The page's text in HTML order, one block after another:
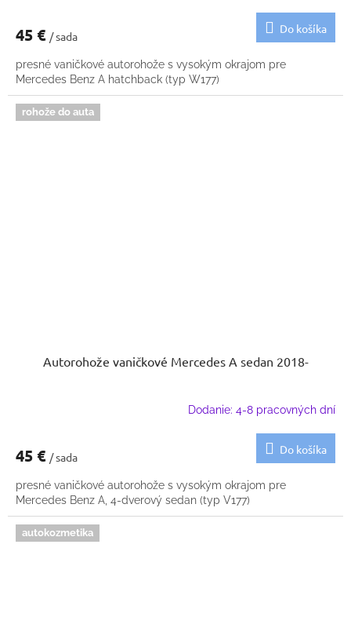
45 € / sada
Do košíka
presné vaničkové autorohože s vysokým okrajom pre
Mercedes Benz A hatchback (typ W177)
rohože do auta
Autorohože vaničkové Mercedes A sedan 2018-
Dodanie: 4-8 pracovných dní
45 € / sada
Do košíka
presné vaničkové autorohože s vysokým okrajom pre
Mercedes Benz A, 4-dverový sedan (typ V177)
autokozmetika